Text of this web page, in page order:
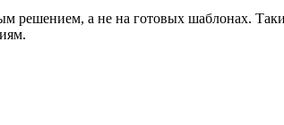
решением, а не на готовых шаблонах.